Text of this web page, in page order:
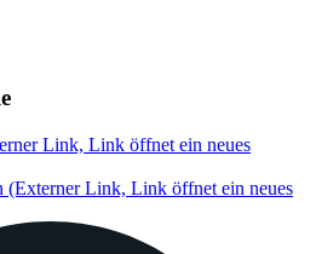
Link, Link öffnet ein neues
(Externer Link, Link öffnet ein neues